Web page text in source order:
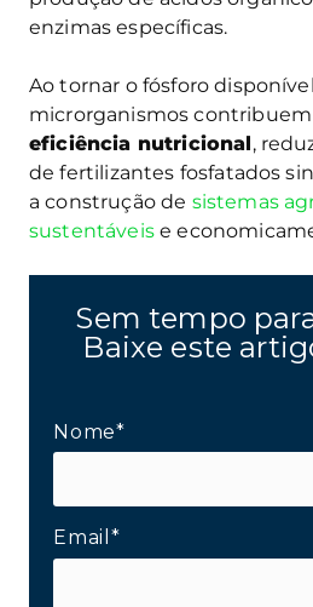
enzimas específicas.
Ao tornar o fósforo
microrganismos contribuem
eficiência nutricional,
de fertilizantes fosfatados
a construção de sistemas
sustentáveise
Sem tempo
Baixe este
Nome*
Email*